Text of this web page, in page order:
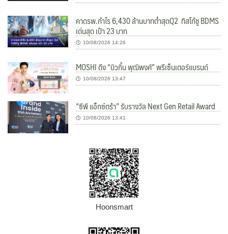
คาดรพ.กำไร 6,430 ล้านบาทต่ำสุดQ2 ทิสโก้ชู BDMS
เด่นสุด เป้า 23 บาท
10/08/2026 14:26
MOSHI ดึง “บิวกิ้น พุฒิพงศ์” พรีเซ็นเตอร์แบรนด์
10/08/2026 13:47
“ซีพี แอ็กซ์ตร้า” รับรางวัล Next Gen Retail Award
10/08/2026 13:41
Hoonsmart